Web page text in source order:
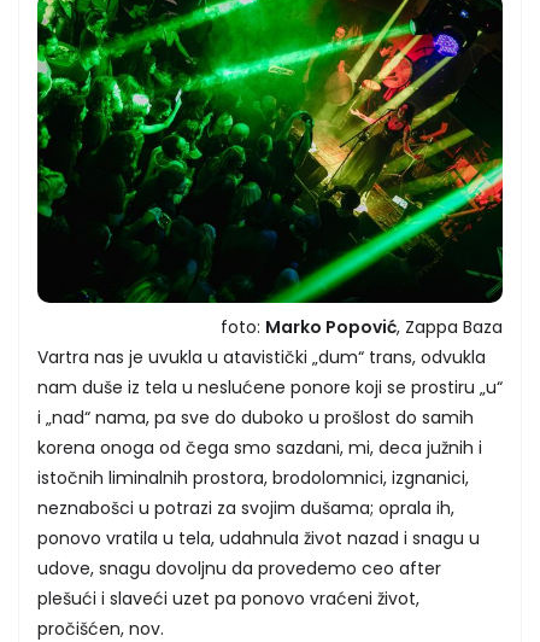
foto: Marko Popović, Zappa Baza
Vartra nas je uvukla u atavistički „dum“ trans, odvukla
nam duše iz tela u neslućene ponore koji se prostiru „u“
i „nad“ nama, pa sve do duboko u prošlost do samih
korena onoga od čega smo sazdani, mi, deca južnih i
istočnih liminalnih prostora, brodolomnici, izgnanici,
neznabošci u potrazi za svojim dušama; oprala ih,
ponovo vratila u tela, udahnula život nazad i snagu u
udove, snagu dovoljnu da provedemo ceo after
plešući i slaveći uzet pa ponovo vraćeni život,
pročišćen, nov.